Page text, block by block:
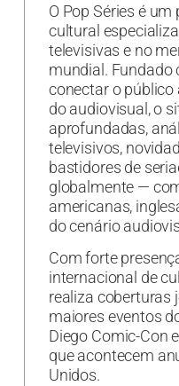
O Pop Séries é
cultural
televisivas e no
mundial. Fundado
conectar o
do audiovisual, o
aprofundadas,
televisivos,
bastidores de
globalmente —
americanas,
do cenário
Com forte
internacional de
realiza coberturas
maiores eventos
Diego Comic-Con
que acontecem
Unidos.